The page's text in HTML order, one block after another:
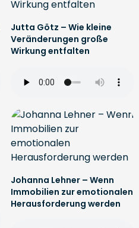
Jutta Götz – Wie kleine
Veränderungen große
Wirkung entfalten
Johanna Lehner – Wenn
Immobilien zur emotionalen
Herausforderung werden